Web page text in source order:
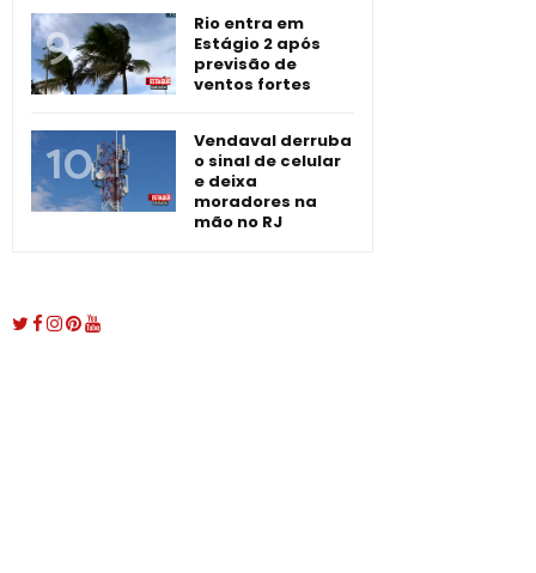
Rio entra em
Estágio 2 após
previsão de
ventos fortes
Vendaval derruba
o sinal de celular
e deixa
moradores na
mão no RJ